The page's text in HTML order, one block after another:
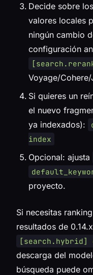
Decide sobre
valores locales
ningún cambio
configuración
Voyage/Cohere/
Si quieres un
el nuevo
ya indexados):
index
Opcional: ajusta
proyecto.
Si necesitas
resultados de
[search.hybrid]
descarga del
búsqueda puede